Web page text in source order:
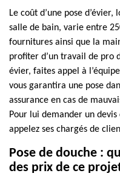
Le coût d’une pose
salle de bain, varie entre
fournitures ainsi que la
profiter d’un travail de pro
évier, faites appel à
vous garantira une pose
assurance en cas de
Pour lui demander un
appelez ses chargés de
Pose de douche :
des prix de ce